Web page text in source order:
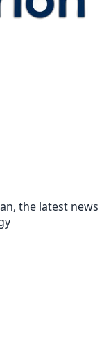
the latest news